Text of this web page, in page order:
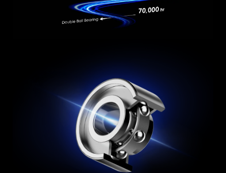
L'ALIMENTATION ULTIME
Le port de sortie est compatible avec la
norme Intel PSDG (Power Supply Design
Guide) ATX 3.1 et permet au bloc
d'alimentation de supporter une excursion de
puissance totale de 240 % et une excursion de
puissance GPU trois fois plus élevée.